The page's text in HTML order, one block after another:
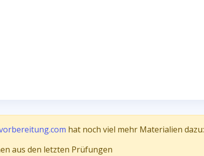
hat noch viel mehr Materialien dazu:
aus den letzten Prüfungen